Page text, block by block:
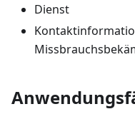
Dienst